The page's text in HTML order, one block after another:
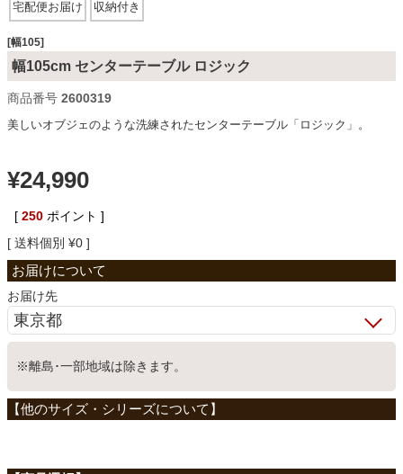
ダイニングテーブル・セット
椅子・チェア
ベッド
収納家具
学習机
ホームオフィス
宅配便お届け 収納付き
[幅105]
幅105cm センターテーブル ロジック
商品番号 2600319
美しいオブジェのような洗練されたセンターテーブル「ロジック」。
¥24,990
[ 250 ポイント ]
送料個別 ¥0
お届け先
※離島･一部地域は除きます。